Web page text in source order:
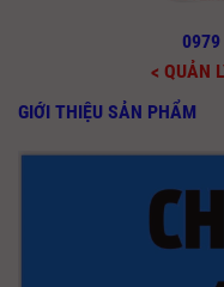
< QUẢN
GIỚI THIỆU SẢN PHẨM